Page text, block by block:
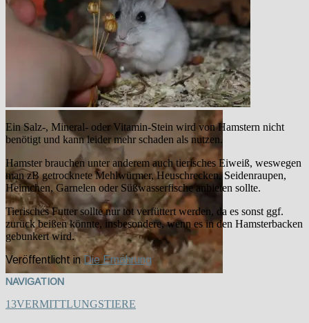
Ein Salz-, Mineral- oder Vitamin-Stein wird von Hamstern nicht
benötigt und kann leider mehr schaden als nutzen.
Hamster brauchen unter anderem auch tierisches Eiweiß, weswegen
man zB getrocknete Mehlwürmer, Heuschrecken, Seidenraupen,
Heimchen, Garnelen oder Süßwasserfische anbieten sollte.
Tierisches Futter sollte nur tot verfüttert werden, da es sonst ggf.
zurück beißen könnte, insbesondere, wenn es in den Hamsterbacken
gebunkert wird.
Veröffentlicht in Die Ernährung
NAVIGATION
13VERMITTLUNGSTIERE